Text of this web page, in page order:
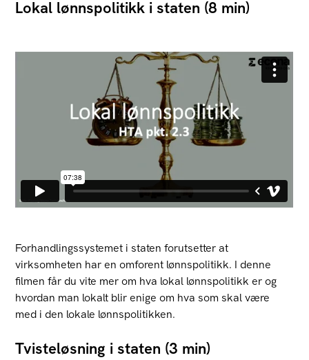
Lokal lønnspolitikk i staten (8 min)
Forhandlingssystemet i staten forutsetter at
virksomheten har en omforent lønnspolitikk. I denne
filmen får du vite mer om hva lokal lønnspolitikk er og
hvordan man lokalt blir enige om hva som skal være
med i den lokale lønnspolitikken.
Tvisteløsning i staten (3 min)